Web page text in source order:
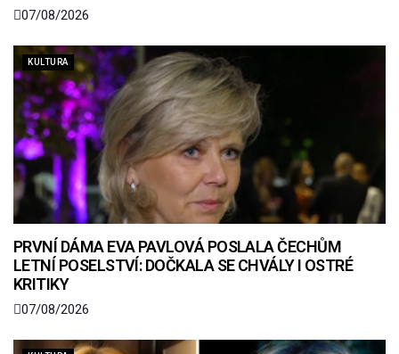
07/08/2026
KULTURA
PRVNÍ DÁMA EVA PAVLOVÁ POSLALA ČECHŮM
LETNÍ POSELSTVÍ: DOČKALA SE CHVÁLY I OSTRÉ
KRITIKY
07/08/2026